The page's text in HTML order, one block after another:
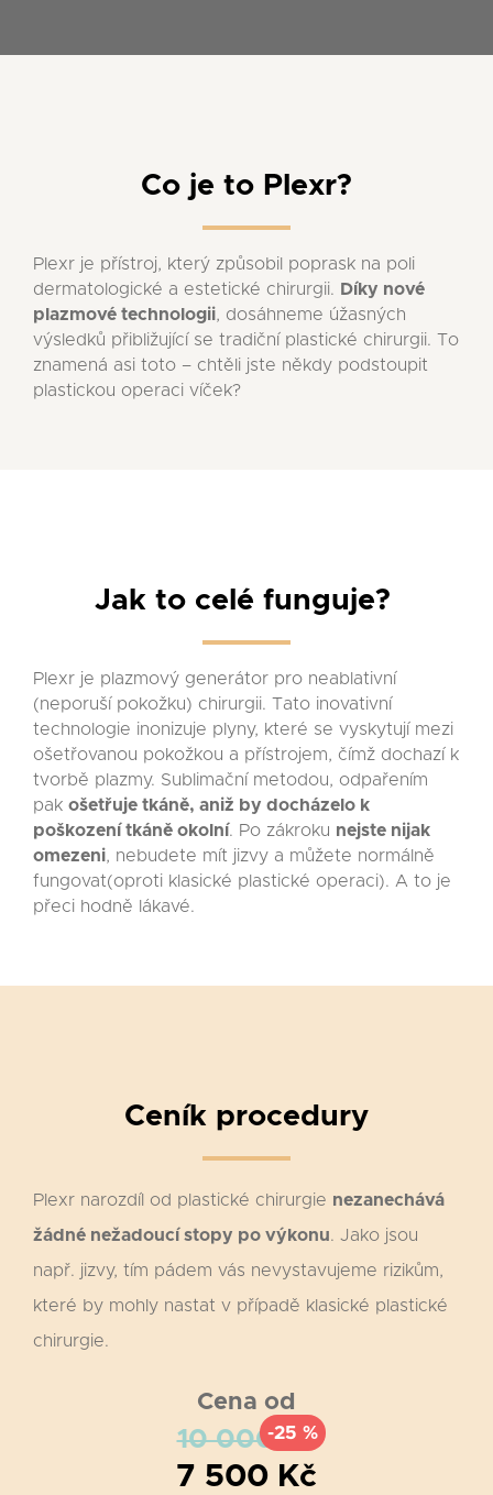
Co je to Plexr?
Plexr je přístroj, který způsobil poprask na poli
dermatologické a estetické chirurgii. Díky nové
plazmové technologii, dosáhneme úžasných
výsledků přibližující se tradiční plastické chirurgii. To
znamená asi toto – chtěli jste někdy podstoupit
plastickou operaci víček?
Jak to celé funguje?
Plexr je plazmový generátor pro neablativní
(neporuší pokožku) chirurgii. Tato inovativní
technologie inonizuje plyny, které se vyskytují mezi
ošetřovanou pokožkou a přístrojem, čímž dochazí k
tvorbě plazmy. Sublimační metodou, odpařením
pak ošetřuje tkáně, aniž by docházelo k
poškození tkáně okolní. Po zákroku nejste nijak
omezeni, nebudete mít jizvy a můžete normálně
fungovat(oproti klasické plastické operaci). A to je
přeci hodně lákavé.
Ceník procedury
Plexr narozdíl od plastické chirurgie nezanechává
žádné nežadoucí stopy po výkonu. Jako jsou
např. jizvy, tím pádem vás nevystavujeme rizikům,
které by mohly nastat v případě klasické plastické
chirurgie.
Cena od
10 000 Kč
-25 %
7 500 Kč